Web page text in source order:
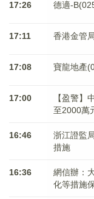
17:26 德適-
17:11 香港金管
17:08 寶龍地產
17:00
【盈警】
至2000萬
16:46
浙江證監
措施
16:36
網信辦：
化等措施